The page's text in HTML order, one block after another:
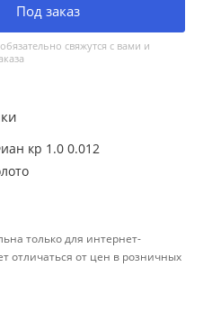
Под заказ
свяжутся с вами и
кр 1.0 0.012
только для интернет-
отличаться от цен в розничных